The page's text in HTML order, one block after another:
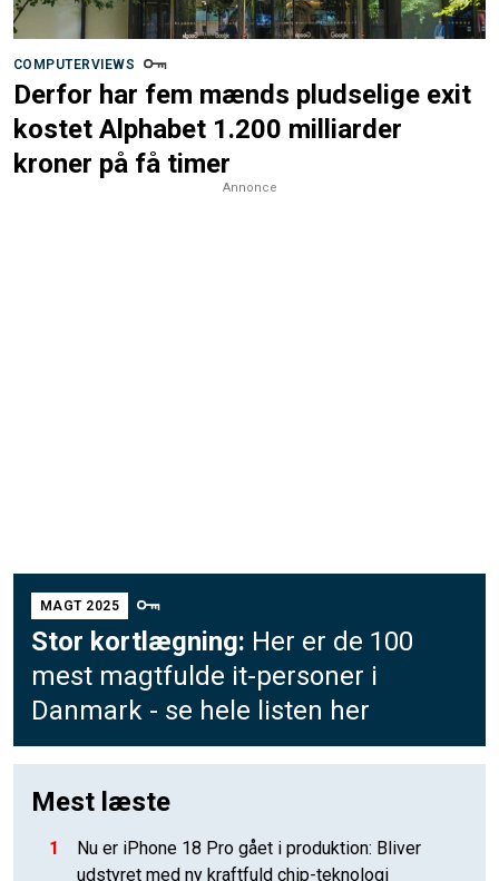
COMPUTERVIEWS
Derfor har fem mænds pludselige exit
kostet Alphabet 1.200 milliarder
kroner på få timer
Annonce
MAGT 2025
Stor kortlægning: Her er de 100
mest magtfulde it-personer i
Danmark - se hele listen her
Mest læste
1
Nu er iPhone 18 Pro gået i produktion: Bliver
udstyret med ny kraftfuld chip-teknologi